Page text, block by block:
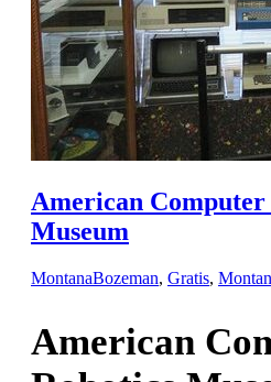
American
Museum
MontanaBozeman, Gratis,
American